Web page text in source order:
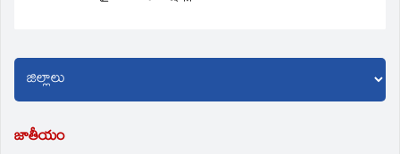
జాతీయం